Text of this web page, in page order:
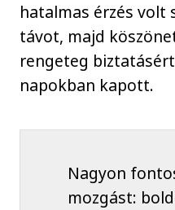
hatalmas érzés volt
távot, majd
rengeteg
napokban kapott.
Nagyon
mozgást: